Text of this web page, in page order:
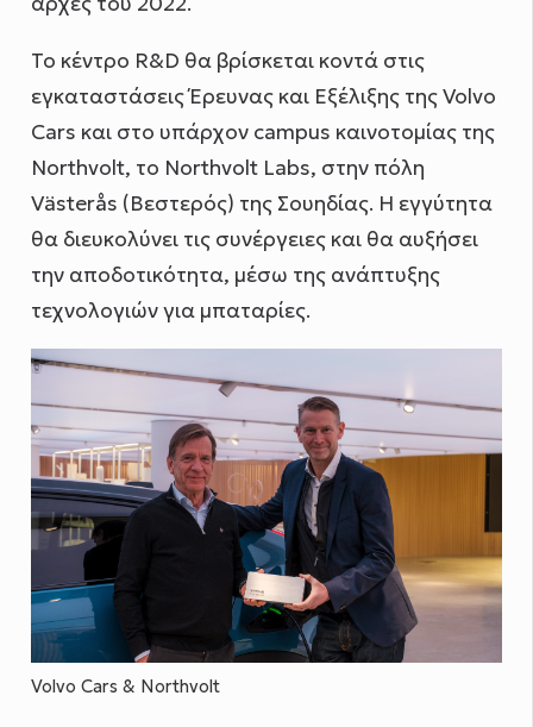
Το κέντρο R&D θα βρίσκεται κοντά στις
εγκαταστάσεις Έρευνας και Εξέλιξης της Volvo
Cars και στο υπάρχον campus καινοτομίας της
Northvolt, το Northvolt Labs, στην πόλη
Västerås (Βεστερός) της Σουηδίας. Η εγγύτητα
θα διευκολύνει τις συνέργειες και θα αυξήσει
την αποδοτικότητα, μέσω της ανάπτυξης
τεχνολογιών για μπαταρίες.
Volvo Cars & Northvolt